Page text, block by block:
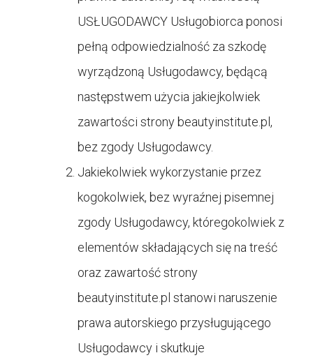
USŁUGODAWCY Usługobiorca ponosi
pełną odpowiedzialność za szkodę
wyrządzoną Usługodawcy, będącą
następstwem użycia jakiejkolwiek
zawartości stronybeautyinstitute.pl,
bez zgody Usługodawcy.
Jakiekolwiek wykorzystanie przez
kogokolwiek, bez wyraźnej pisemnej
zgody Usługodawcy, któregokolwiek z
elementów składających się na treść
oraz zawartość strony
beautyinstitute.pl stanowi naruszenie
prawa autorskiego przysługującego
Usługodawcy i skutkuje